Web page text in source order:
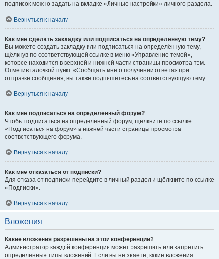
подписок можно задать на вкладке «Личные настройки» личного раздела.
Вернуться к началу
Как мне сделать закладку или подписаться на определённую тему?
Вы можете создать закладку или подписаться на определённую тему,
щёлкнув по соответствующей ссылке в меню «Управление темой»,
которое находится в верхней и нижней части страницы просмотра тем.
Отметив галочкой пункт «Сообщать мне о получении ответа» при
отправке сообщения, вы также подпишетесь на соответствующую тему.
Вернуться к началу
Как мне подписаться на определённый форум?
Чтобы подписаться на определённый форум, щёлкните по ссылке
«Подписаться на форум» в нижней части страницы просмотра
соответствующего форума.
Вернуться к началу
Как мне отказаться от подписки?
Для отказа от подписки перейдите в личный раздел и щёлкните по ссылке
«Подписки».
Вернуться к началу
Вложения
Какие вложения разрешены на этой конференции?
Администратор каждой конференции может разрешить или запретить
определённые типы вложений. Если вы не знаете, какие вложения